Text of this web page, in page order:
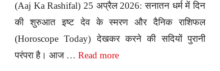
(Aaj Ka Rashifal) 25 अप्रैल 2026: सनातन धर्म में दिन
की शुरुआत इष्ट देव के स्मरण और दैनिक राशिफल
(Horoscope Today) देखकर करने की सदियों पुरानी
परंपरा है। आज … Read more